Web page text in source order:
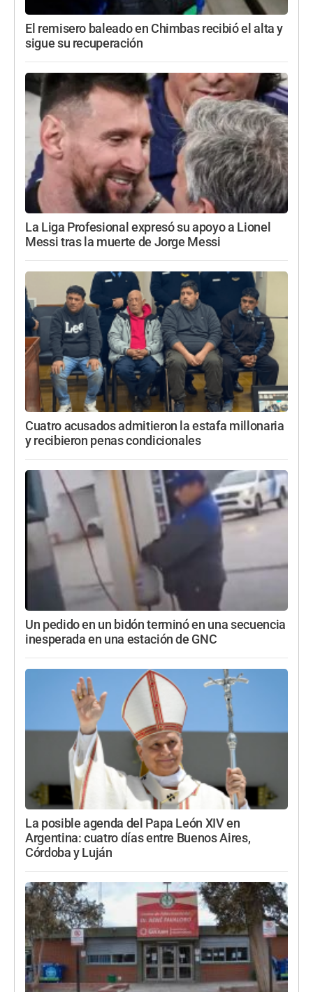
El remisero baleado en Chimbas recibió el alta y
sigue su recuperación
La Liga Profesional expresó su apoyo a Lionel
Messi tras la muerte de Jorge Messi
Cuatro acusados admitieron la estafa millonaria
y recibieron penas condicionales
Un pedido en un bidón terminó en una secuencia
inesperada en una estación de GNC
La posible agenda del Papa León XIV en
Argentina: cuatro días entre Buenos Aires,
Córdoba y Luján